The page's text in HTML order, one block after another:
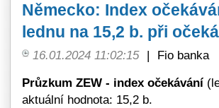
Německo: Index
lednu na 15,2 b. při
16.01.2024 11:02:15 |
Fio banka
Průzkum ZEW - index očekávání
aktuální hodnota: 15,2 b.